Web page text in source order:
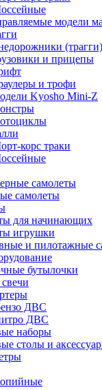
модели
(трагги)
и прицепы
и трофи
Kyosho Mini-Z
корс траки
самолеты
самолеты
для начинающих
игрушки
и пилотажные
бутылочки
ДВС
ДВС
наборы
столы и